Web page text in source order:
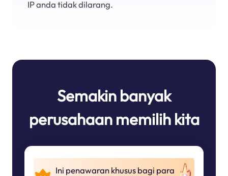
IP anda tidak dilarang.
Semakin banyak
perusahaan memilih kita
Ini penawaran khusus bagi para